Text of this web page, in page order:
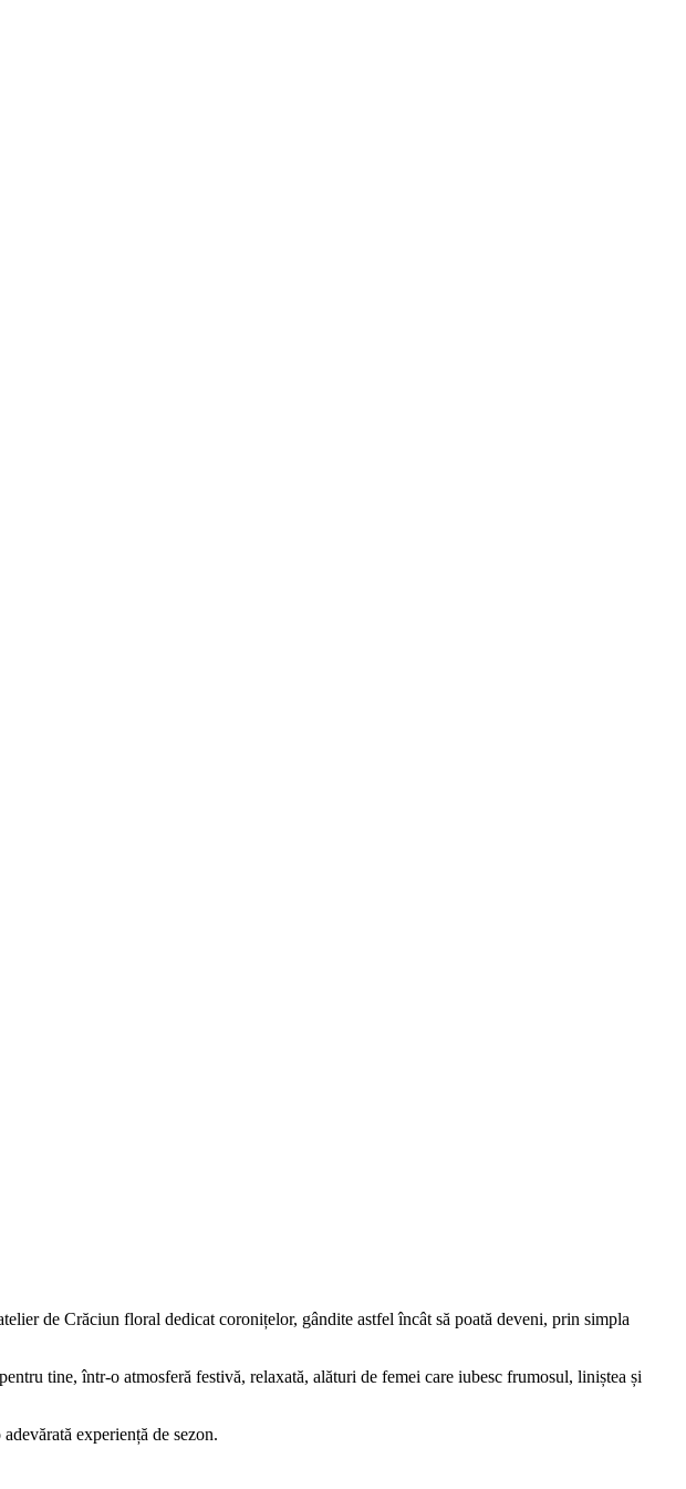
de Crăciun floral dedicat coronițelor, gândite astfel încât să poată deveni, prin simpla
tine, într-o atmosferă festivă, relaxată, alături de femei care iubesc frumosul, liniștea și
experiență de sezon.